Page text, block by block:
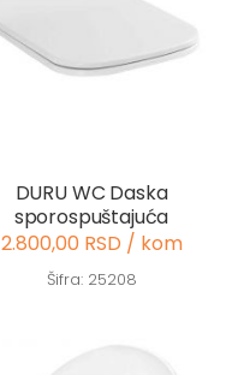
DURU WC Daska
sporospuštajuća
2.800,00 RSD / kom
Šifra: 25208